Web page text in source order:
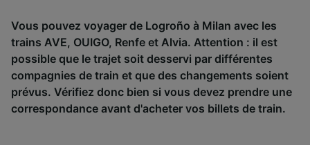
Vous pouvez voyager de Logroño à Milan avec les
trains AVE, OUIGO, Renfe et Alvia. Attention : il est
possible que le trajet soit desservi par différentes
compagnies de train et que des changements soient
prévus. Vérifiez donc bien si vous devez prendre une
correspondance avant d'acheter vos billets de train.